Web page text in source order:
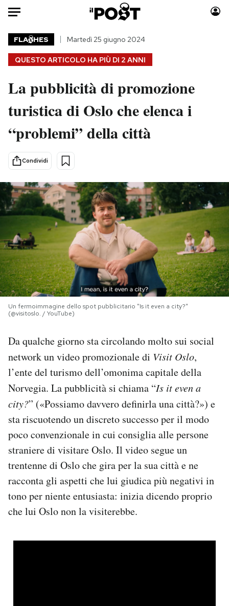
Auto
HOME
Italia
Politica
Tecnologia
Scienza
Economia
Sport
Moda
Consumismi
Storie/Idee
Altrecose
Mondiali calcio 2026
PODCAST
NEWSLETTER
I MIEI PREFERITI
CALENDARIO
AREA PERSONALE
Area Personale
Newsletter
Notifiche mobile
Regala il Post
Hai bisogno di aiuto?
Esci
QUESTO ARTICOLO HA PIÙ DI 2 ANNI
FLA HES Martedì 25 giugno 2024
La pubblicità di promozione
turistica di Oslo che elenca i
“problemi” della città
Condividi
Un fermoimmagine dello spot pubblicitario "Is it even a city?"
(@visitoslo. / YouTube)
Da qualche giorno sta circolando molto sui social
network un video promozionale di Visit Oslo,
l’ente del turismo dell’omonima capitale della
Norvegia. La pubblicità si chiama “Is it even a
city?” («Possiamo davvero definirla una città?») e
sta riscuotendo un discreto successo per il modo
poco convenzionale in cui consiglia alle persone
straniere di visitare Oslo. Il video segue un
trentenne di Oslo che gira per la sua città e ne
racconta gli aspetti che lui giudica più negativi in
tono per niente entusiasta: inizia dicendo proprio
che lui Oslo non la visiterebbe.